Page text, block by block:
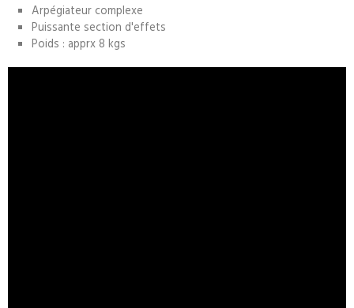
Arpégiateur complexe
Puissante section d'effets
Poids : apprx 8 kgs